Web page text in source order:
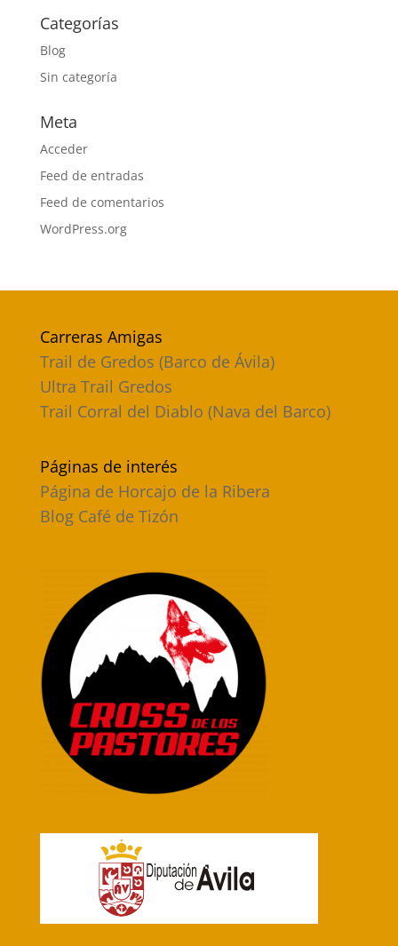
Categorías
Blog
Sin categoría
Meta
Acceder
Feed de entradas
Feed de comentarios
WordPress.org
Carreras Amigas
Trail de Gredos (Barco de Ávila)
Ultra Trail Gredos
Trail Corral del Diablo (Nava del Barco)
Páginas de interés
Página de Horcajo de la Ribera
Blog Café de Tizón